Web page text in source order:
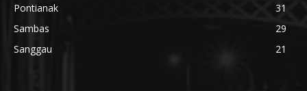
Pontianak
31
Sambas
29
Sanggau
21